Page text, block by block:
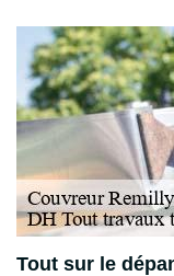
Tout sur le